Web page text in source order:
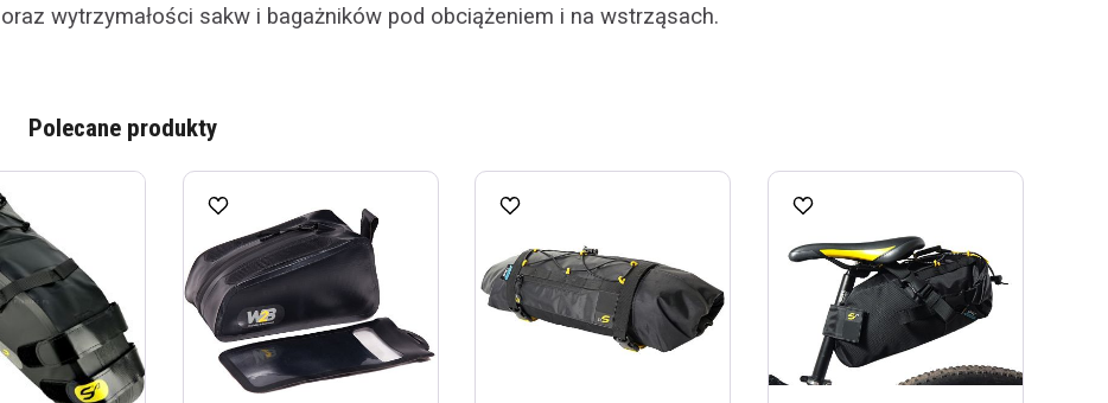
wytrzymałości sakw i bagażników pod obciążeniem i na wstrząsach.
Polecane produkty